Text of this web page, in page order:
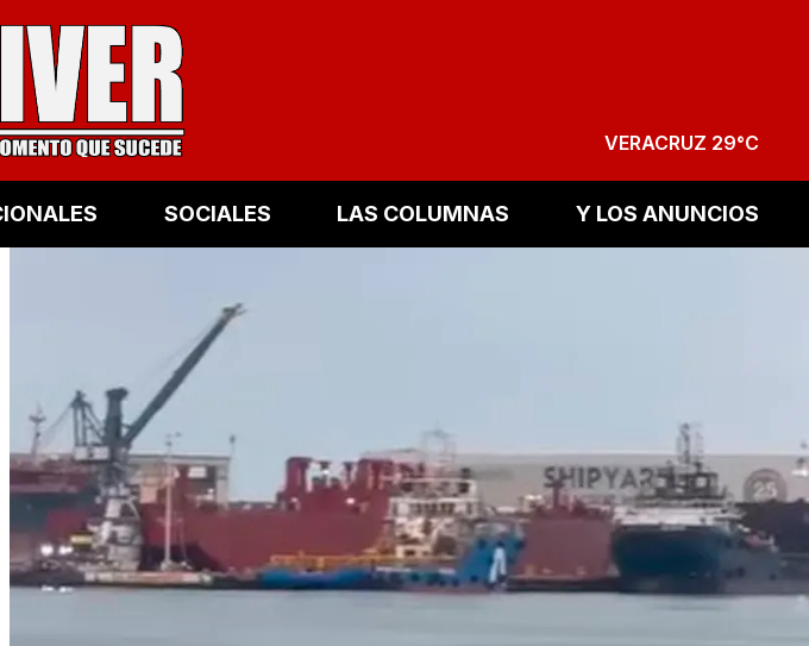
VERACRUZ 29°C
SOCIALES LAS COLUMNAS Y LOS ANUNCIOS